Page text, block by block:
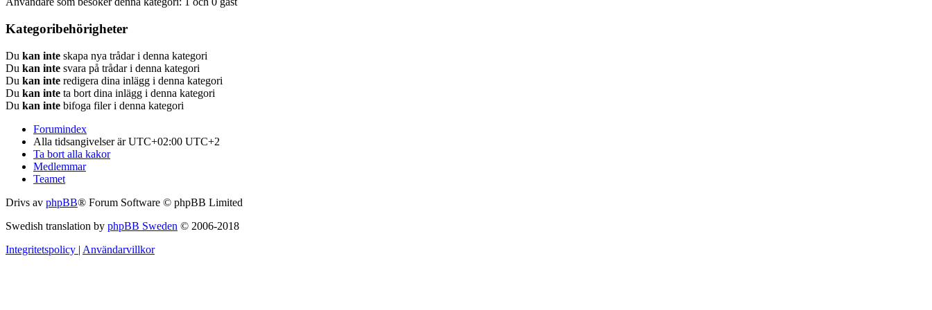
Kategoribehörigheter
Du kan inte skapa nya trådar i denna kategori
Du kan inte svara på trådar i denna kategori
Du kan inte redigera dina inlägg i denna kategori
Du kan inte ta bort dina inlägg i denna kategori
Du kan inte bifoga filer i denna kategori
Forumindex
Alla tidsangivelser är UTC+02:00 UTC+2
Ta bort alla kakor
Medlemmar
Teamet
Drivs av phpBB® Forum Software © phpBB Limited
Swedish translation by phpBB Sweden © 2006-2018
Integritetspolicy | Användarvillkor